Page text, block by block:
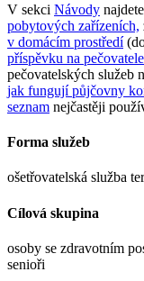
V sekci Návody
pobytových zařízeních,
v domácím prostředí
příspěvku na
pečovatelských služeb
jak fungují půjčovny
seznam nejčastěji
Forma služeb
ošetřovatelská služba
Cílová skupina
osoby se zdravotním
senioři